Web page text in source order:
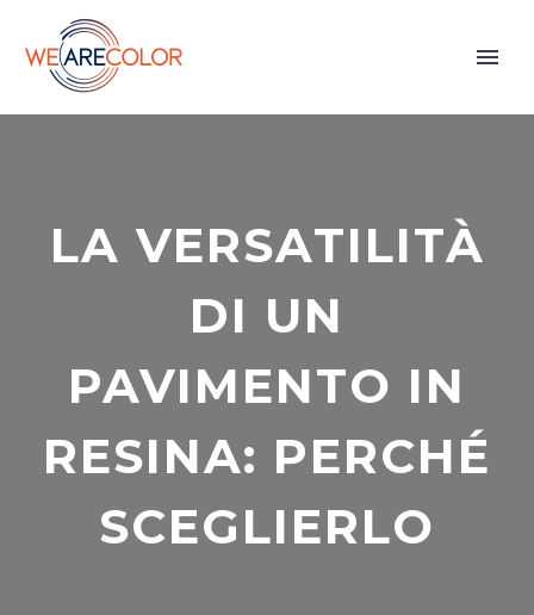
LA VERSATILITÀ
DI UN
PAVIMENTO IN
RESINA: PERCHÉ
SCEGLIERLO